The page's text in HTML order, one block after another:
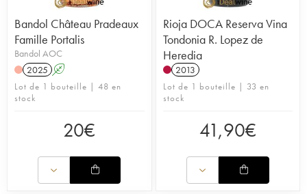
Bandol Château Pradeaux
Famille Portalis
Bandol AOC
2025 A
Lot de 1 bouteille | 48 en
stock
20€
Rioja DOCA Reserva Vina
Tondonia R. Lopez de
Heredia
2013
Lot de 1 bouteille | 33 en
stock
41,90€